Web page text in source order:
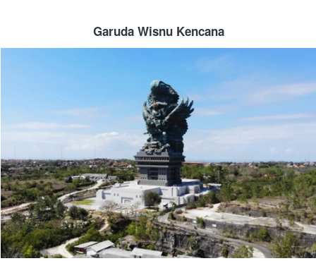
Garuda Wisnu Kencana